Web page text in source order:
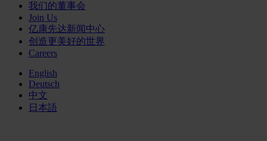
我们的董事会
Join Us
亿康先达新闻中心
创造更美好的世界
Careers
English
Deutsch
中文
日本語